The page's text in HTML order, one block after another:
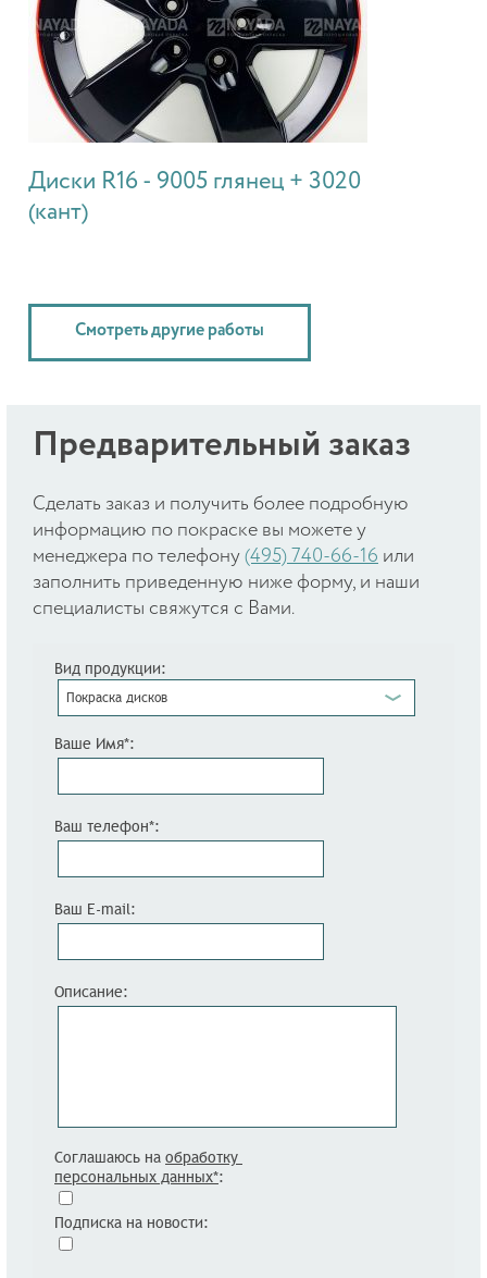
Диски R16 - 9005 глянец + 3020
(кант)
Смотреть другие работы
Предварительный заказ
Cделать заказ и получить более подробную
информацию по покраске вы можете у
менеджера по телефону (495) 740-66-16 или
заполнить приведенную ниже форму, и наши
специалисты свяжутся с Вами.
Вид продукции:
Покраска дисков
Ваше Имя*:
Ваш телефон*:
Ваш E-mail:
Описание:
Соглашаюсь на обработку
персональных данных*:
Подписка на новости: